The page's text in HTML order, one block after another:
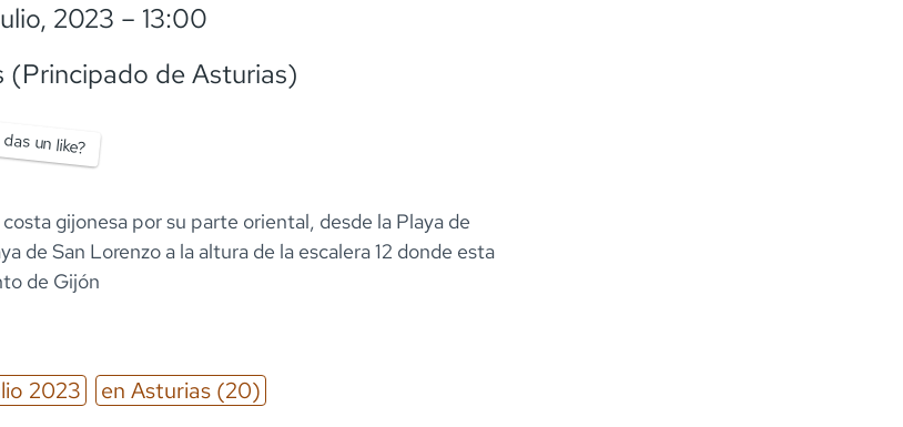
2023 – 13:00
(Principado de Asturias)
un like?
gijonesa por su parte oriental, desde la Playa de
de San Lorenzo a la altura de la escalera 12 donde esta
de Gijón
2023 en Asturias (20)